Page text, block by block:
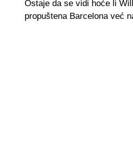
Ostaje da se vidi hoće li
propuštena Barcelona već